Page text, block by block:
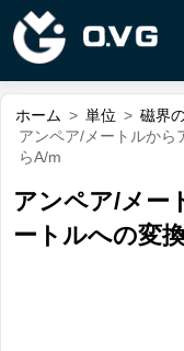
ホーム > 単位 > 磁界
アンペア/メートルから
らA/m
アンペア/メー
ートルへの変